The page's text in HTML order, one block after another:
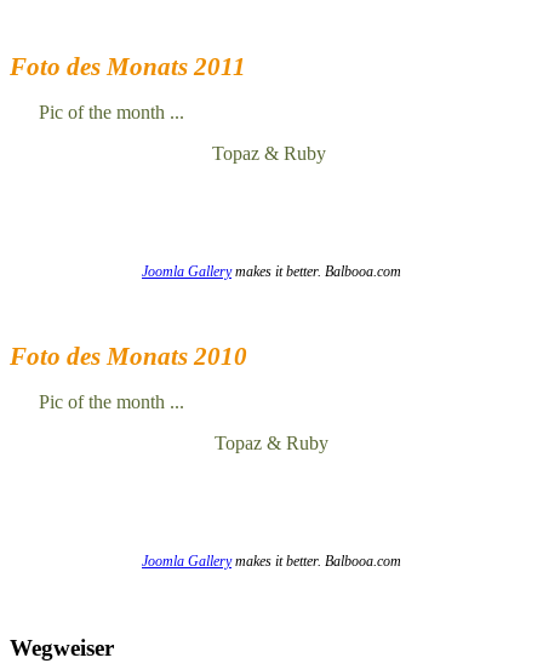
Foto des Monats 2011
Pic of the month ...
Topaz & Ruby
Joomla Gallerymakes it better. Balbooa.com
Foto des Monats 2010
Pic of the month ...
Topaz & Ruby
Joomla Gallerymakes it better. Balbooa.com
Wegweiser